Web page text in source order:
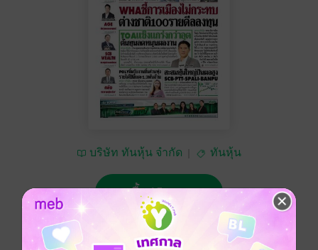
บริษัท ทันหุ้น จำกัด ทันหุ้น
ซื้อ 15 บาท
No Rating